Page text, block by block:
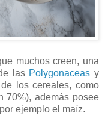
muchos creen, una
las Polygonaceas y
los cereales, como
70%), además posee
ejemplo el maíz.